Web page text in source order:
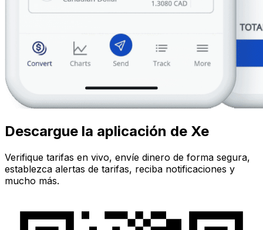
Descargue la aplicación de Xe
Verifique tarifas en vivo, envíe dinero de forma segura,
establezca alertas de tarifas, reciba notificaciones y
mucho más.